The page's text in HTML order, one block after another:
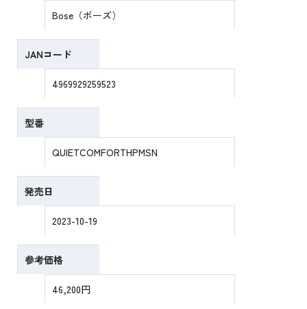
Bose（ボーズ）
JANコード
4969929259523
型番
QUIETCOMFORTHPMSN
発売日
2023-10-19
参考価格
46,200円